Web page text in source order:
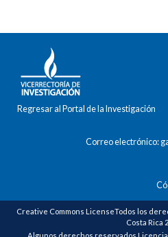
Regresar al Portal de la Investigación
Correo electrónico:
Creative Commons LicenseTodos los
Costa Rica